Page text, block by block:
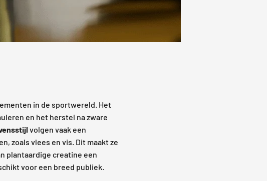
in de sportwereld. Het
en het herstel na zware
volgen vaak een
zoals vlees en vis. Dit maakt ze
plantaardige creatine een
voor een breed publiek.